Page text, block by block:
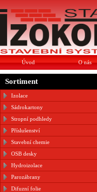
Úvod O nás
Sortiment
Izolace
Sádrokartony
Stropní podhledy
Příslušenství
Stavební chemie
OSB desky
Hydroizolace
Parozábrany
Difuzní folie